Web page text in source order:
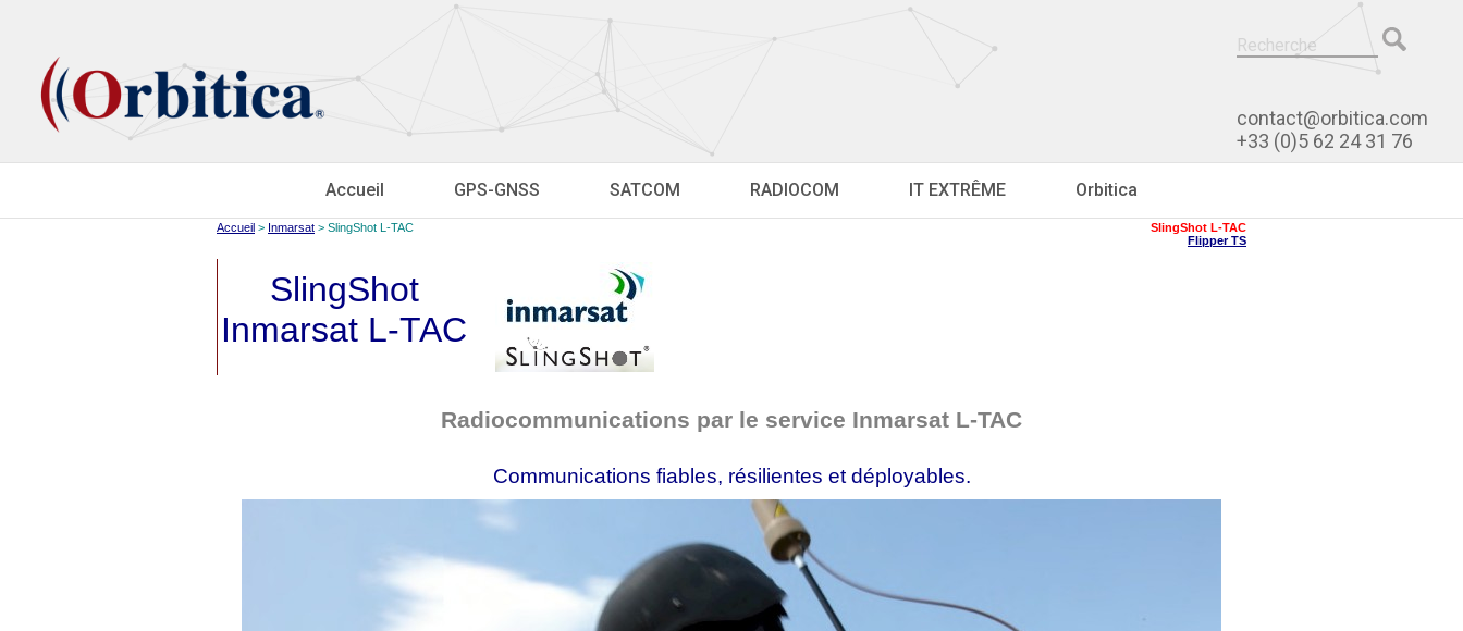
contact@orbitica.com
+33 (0)5 62 24 31 76
Accueil GPS-GNSS SATCOM RADIOCOM IT EXTRÊME Orbitica
Accueil > Inmarsat > SlingShot L-TAC
SlingShot L-TAC
Flipper TS
SlingShot
Inmarsat L-TAC
Radiocommunications par le service Inmarsat L-TAC
Communications fiables, résilientes et déployables.